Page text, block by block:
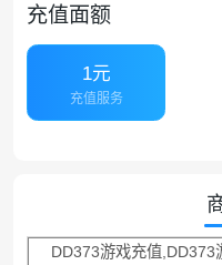
充值面额
1元
充值服务
DD373游戏充值